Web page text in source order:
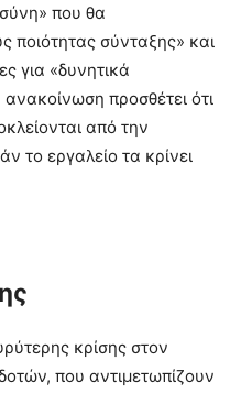
που θα
ποιότητας σύνταξης» και
για «δυνητικά
προσθέτει ότι
από την
το εργαλείο τα κρίνει
κρίσης στον
που αντιμετωπίζουν